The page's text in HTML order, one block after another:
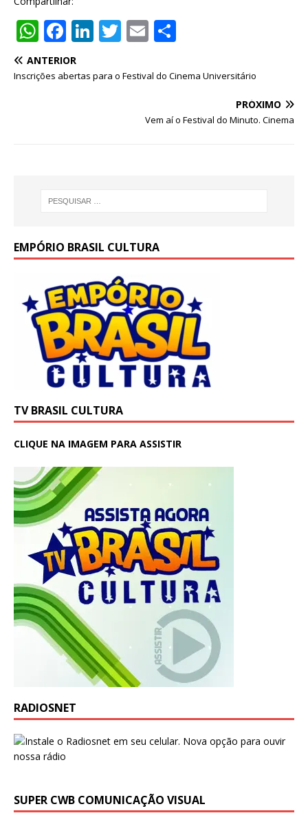
W
h
at
F
a
c
Li
k
T
it
E
ai ar
ANTERIOR
Inscrições abertas para o Festival do Cinema Universitário
PRÓXIMO
Vem aí o Festival do Minuto. Cinema
EMPÓRIO BRASIL CULTURA
TV BRASIL CULTURA
CLIQUE NA IMAGEM PARA ASSISTIR
RADIOSNET
SUPER CWB COMUNICAÇÃO VISUAL